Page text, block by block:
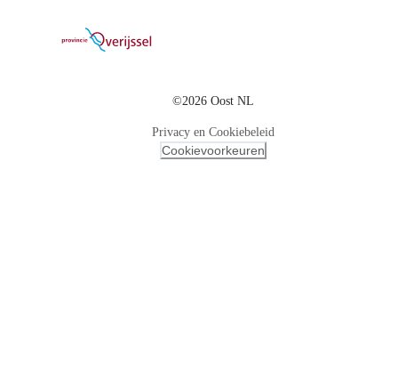
©2026 Oost NL
Privacy en Cookiebeleid
Cookievoorkeuren